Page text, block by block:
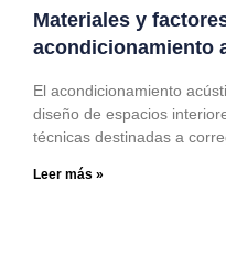
Materiales y
acondicionamiento
El acondicionamiento
diseño de espacios
técnicas destinadas a
Leer más »